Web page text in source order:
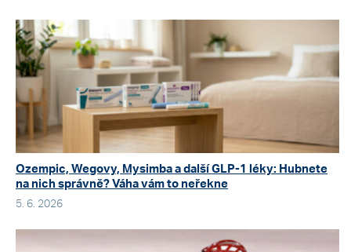
Ozempic, Wegovy, Mysimba a další GLP-1 léky: Hubnete
na nich správně? Váha vám to neřekne
5. 6. 2026